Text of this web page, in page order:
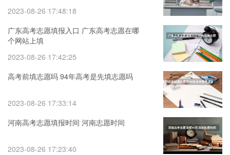
2023-08-26 17:48:18
广东高考志愿填报入口 广东高考志愿在哪
个网站上填
2023-08-26 17:42:25
高考前填志愿吗 94年高考是先填志愿吗
2023-08-26 17:33:14
河南高考志愿填报时间 河南志愿时间
2023-08-26 17:23:40